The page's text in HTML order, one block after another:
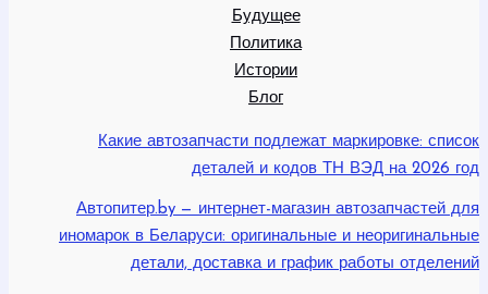
Будущее
Политика
Истории
Блог
Какие автозапчасти подлежат маркировке: список
деталей и кодов ТН ВЭД на 2026 год
Автопитер.by — интернет-магазин автозапчастей для
иномарок в Беларуси: оригинальные и неоригинальные
детали, доставка и график работы отделений